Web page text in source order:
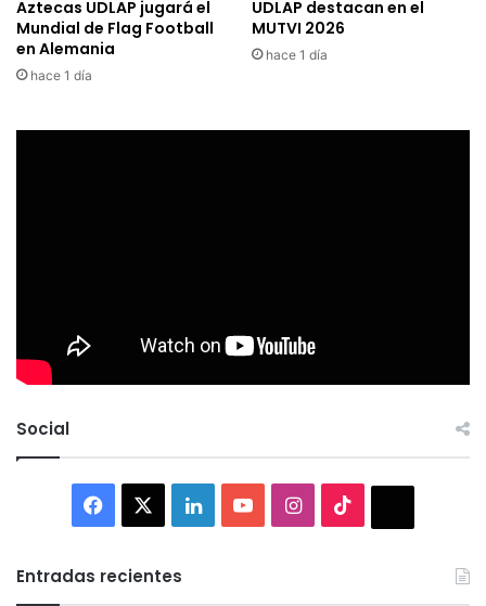
Aztecas UDLAP jugará el
Mundial de Flag Football
en Alemania
hace 1 día
UDLAP destacan en el
MUTVI 2026
hace 1 día
Social
Facebook LinkedInYouTubeInstagram
Entradas recientes